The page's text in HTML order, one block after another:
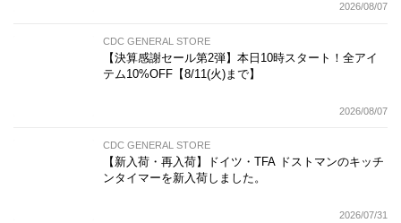
2026/08/07
CDC GENERAL STORE
【決算感謝セール第2弾】本日10時スタート！全アイ
テム10%OFF【8/11(火)まで】
2026/08/07
CDC GENERAL STORE
【新入荷・再入荷】ドイツ・TFA ドストマンのキッチ
ンタイマーを新入荷しました。
2026/07/31